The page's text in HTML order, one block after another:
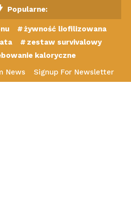
Popularne:
żywność liofilizowana
zestaw survivalowy
kaloryczne
News Signup For Newsletter